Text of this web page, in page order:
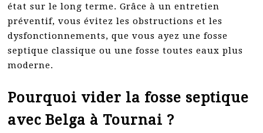
état sur le long terme. Grâce à un entretien
préventif, vous évitez les obstructions et les
dysfonctionnements, que vous ayez une fosse
septique classique ou une fosse toutes eaux plus
moderne.
Pourquoi vider la fosse septique
avec Belga à Tournai ?